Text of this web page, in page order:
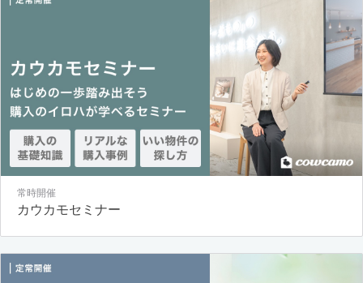
常時開催
カウカモセミナー